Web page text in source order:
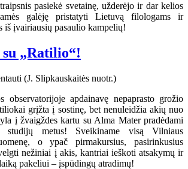
pasiekė svetainę, užderėjo ir dar kelios
galėję pristatyti Lietuvą filologams ir
iš įvairiausių pasaulio kampelių!
„Ratilio“!
observatorijoje apdainavę nepaprasto grožio
grįžta į sostinę, bet nenuleidžia akių nuo
į žvaigždes kartu su Alma Mater pradėdami
metus! Sveikiname visą Vilniaus
o ypač pirmakursius, pasirinkusius
nežiniai į akis, kantriai ieškoti atsakymų ir
pakeliui – įspūdingų atradimų!